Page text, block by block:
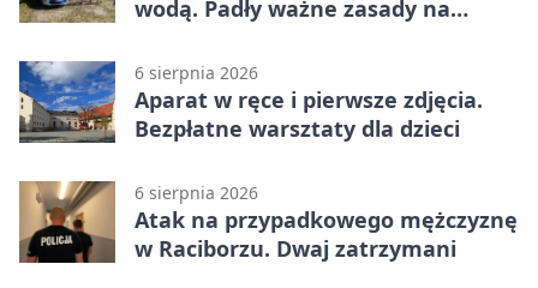
wodą. Padły ważne zasady na
6 sierpnia 2026
Aparat w ręce i pierwsze zdjęcia.
Bezpłatne warsztaty dla dzieci
6 sierpnia 2026
Atak na przypadkowego mężczyznę
w Raciborzu. Dwaj zatrzymani